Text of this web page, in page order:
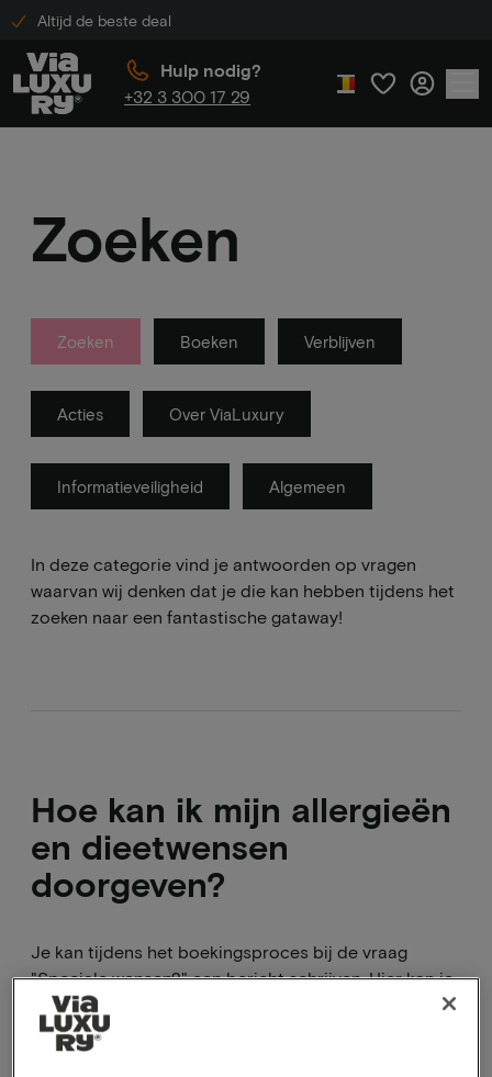
Altijd de beste deal
Hulp nodig?
+32 3 300 17 29
Zoeken
Zoeken Boeken Verblijven
Acties Over ViaLuxury
Informatieveiligheid Algemeen
In deze categorie vind je antwoorden op vragen
waarvan wij denken dat je die kan hebben tijdens het
zoeken naar een fantastische gataway!
Hoe kan ik mijn allergieën
en dieetwensen
doorgeven?
Je kan tijdens het boekingsproces bij de vraag
"Speciale wensen?" een bericht schrijven. Hier kan je
vermelden wat je allergieën en/of dieetwensen zijn.
Het hotel zal vervolgens hierover contact met je
opnemen.